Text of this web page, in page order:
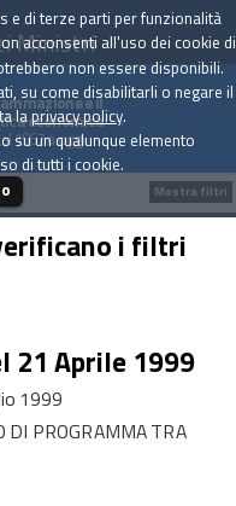
Ministri
e il
economica
1967 a oggi
i filtri
21 Aprile 1999
1999
DI PROGRAMMA TRA
Mostra filtri
e di terze parti per funzionalità
acconsenti all'uso dei cookie di
non essere disponibili.
su come disabilitarli o negare il
laprivacy policy.
su un qualunque elemento
di tutti i cookie.